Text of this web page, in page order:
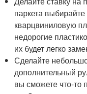
паркета
кварцвиниловую
недорогие
их будет легко
Сделайте
дополнительный
вы сможете что-то